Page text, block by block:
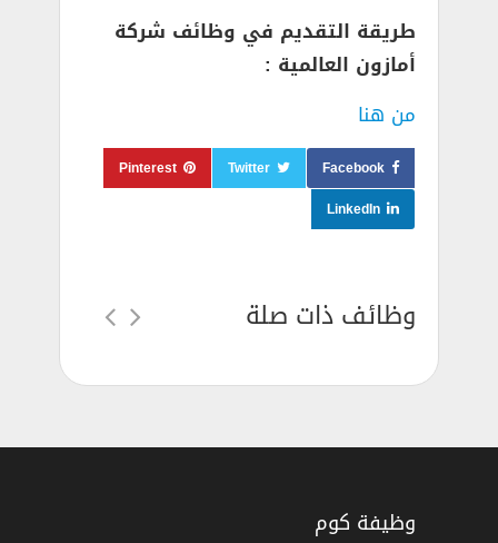
طريقة التقديم في وظائف شركة
أمازون العالمية :
من هنا
Facebook
Twitter
Pinterest
LinkedIn
وظائف ذات صلة
وظيفة كوم